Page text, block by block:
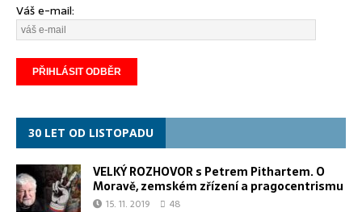
Váš e-mail:
30 LET OD LISTOPADU
VELKÝ ROZHOVOR s Petrem Pithartem. O
Moravě, zemském zřízení a pragocentrismu
15. 11. 2019 48